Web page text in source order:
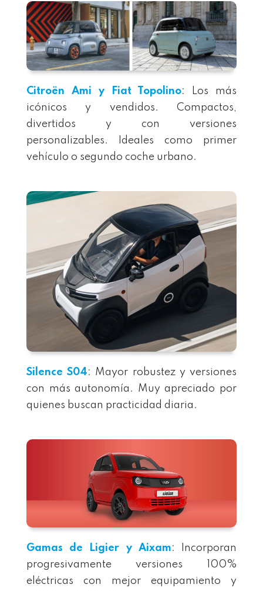
Citroën Ami y Fiat Topolino: Los más
icónicos y vendidos. Compactos,
divertidos y con versiones
personalizables. Ideales como primer
vehículo o segundo coche urbano.
Silence S04: Mayor robustez y versiones
con más autonomía. Muy apreciado por
quienes buscan practicidad diaria.
Gamas de Ligier y Aixam: Incorporan
progresivamente versiones 100%
eléctricas con mejor equipamiento y